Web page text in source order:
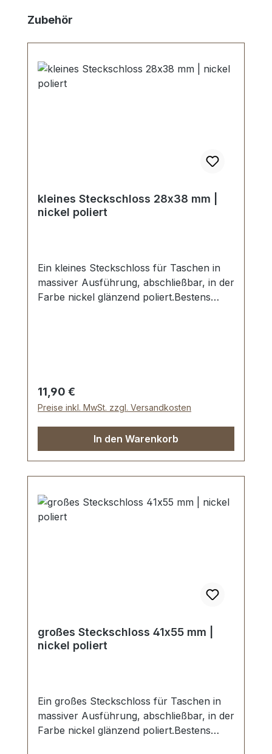
Produktgalerie überspringen
Zubehör
kleines Steckschloss 28x38 mm |
nickel poliert
Ein kleines Steckschloss für Taschen in
massiver Ausführung, abschließbar, in der
Farbe nickel glänzend poliert.Bestens
Befestigung des Oberteils erfolgt mit 2
beiliegenden Madenschrauben.Das
Unterteil wird mit 4 Umlage-Klammern
und der beiliegenden Unterlegscheibe
einfach befestigt.Lieferumfang:1 Stück
Steckschloss, bestehend aus Oberteil und
Oberteils)1 Stück Unterlegscheibe (zur
Befestigung des Unterteils)
Regulärer Preis:
11,90 €
Preise inkl. MwSt. zzgl. Versandkosten
In den Warenkorb
großes Steckschloss 41x55 mm |
nickel poliert
Ein großes Steckschloss für Taschen in
massiver Ausführung, abschließbar, in der
Farbe nickel glänzend poliert.Bestens